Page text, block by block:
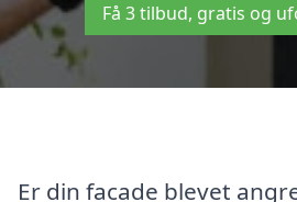
Få 3 tilbud, gratis og
Er din facade blevet